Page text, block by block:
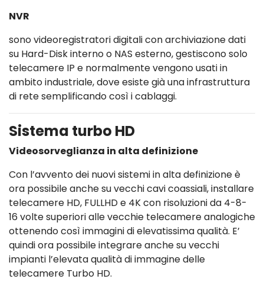
NVR
sono videoregistratori digitali con archiviazione dati
su Hard-Disk interno o NAS esterno, gestiscono solo
telecamere IP e normalmente vengono usati in
ambito industriale, dove esiste già una infrastruttura
di rete semplificando così i cablaggi.
Sistema turbo HD
Videosorveglianza in alta definizione
Con l’avvento dei nuovi sistemi in alta definizione è
ora possibile anche su vecchi cavi coassiali, installare
telecamere HD, FULLHD e 4K con risoluzioni da 4-8-
16 volte superiori alle vecchie telecamere analogiche
ottenendo così immagini di elevatissima qualità. E’
quindi ora possibile integrare anche su vecchi
impianti l’elevata qualità di immagine delle
telecamere Turbo HD.